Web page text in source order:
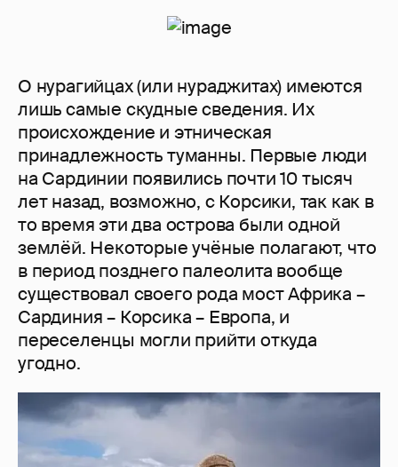
О нурагийцах (или нураджитах) имеются
лишь самые скудные сведения. Их
происхождение и этническая
принадлежность туманны. Первые люди
на Сардинии появились почти 10 тысяч
лет назад, возможно, с Корсики, так как в
то время эти два острова были одной
землёй. Некоторые учёные полагают, что
в период позднего палеолита вообще
существовал своего рода мост Африка –
Сардиния – Корсика – Европа, и
переселенцы могли прийти откуда
угодно.